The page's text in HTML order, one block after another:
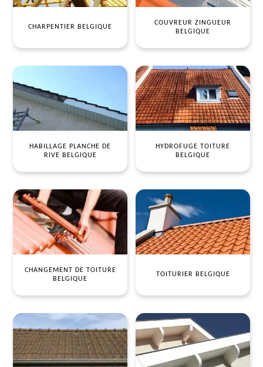
CHARPENTIER BELGIQUE
COUVREUR ZINGUEUR
BELGIQUE
HABILLAGE PLANCHE DE
RIVE BELGIQUE
HYDROFUGE TOITURE
BELGIQUE
CHANGEMENT DE TOITURE
BELGIQUE
TOITURIER BELGIQUE